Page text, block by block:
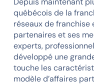
québécois de la
réseaux de franchise
partenaires et ses
experts,
développé une
touche les
modèle d’affaires